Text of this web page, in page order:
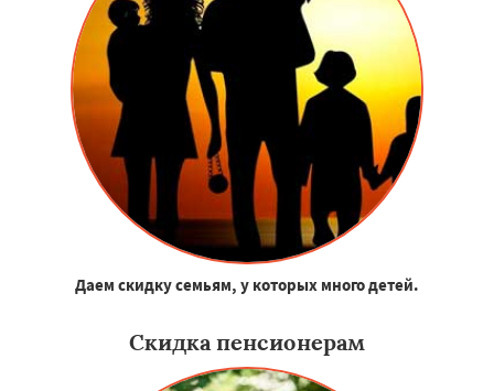
Даем скидку семьям, у которых много детей.
Скидка пенсионерам